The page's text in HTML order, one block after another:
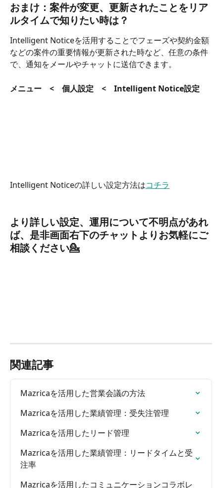
おまけ：案件が変更、更新されたことをリア
ルタイムで知りたい時は？
Intelligent Noticeを活用することでフェーズや契約金額
などの案件の重要情報が更新された時など、任意の条件
で、通知をメールやチャットに送信できます。
メニュー　<　個人設定　<　Intelligent Notice設定
Intelligent Noticeの詳しい設定方法はコチラ
より詳しい設定、運用について不明点があれ
ば、是非画面右下のチャットよりお気軽にご
相談ください💁
関連記事
Mazricaを活用した営業会議の方法
Mazricaを活用した業績管理：受失注管理
Mazricaを活用したリード管理
Mazricaを活用した業績管理：リードタイムと受
注率
Mazricaを活用したコミュニケーションコラボレ